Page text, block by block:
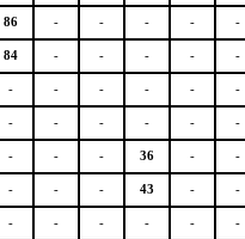
86 - - - - -
84 - - - - -
- - - - - -
- - - - - -
- - - 36 - -
- - - 43 - -
- - - - - -